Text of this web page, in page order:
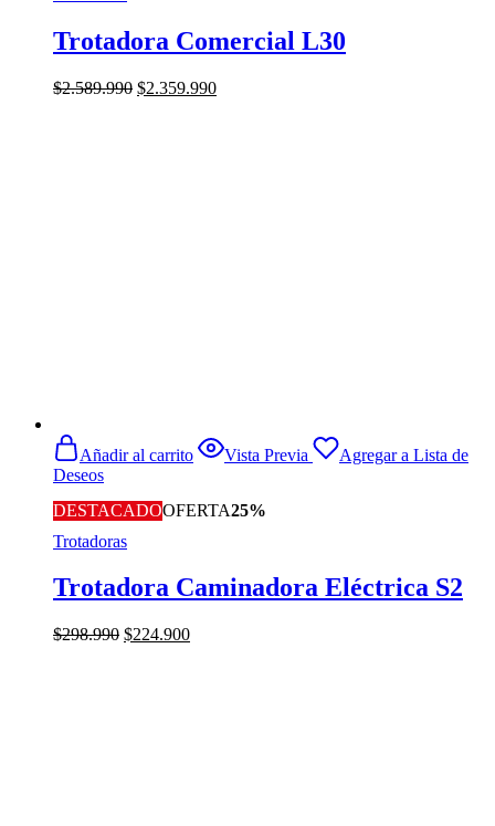
Trotadora Comercial L30
$2.589.990 El
$2.359.990El
DESTACADOOFERTA25%
Añadir al carrito Vista Previa
Agregar a Lista de
Deseos
Trotadoras
Trotadora Caminadora Eléctrica S2
$298.990 El
$224.900El